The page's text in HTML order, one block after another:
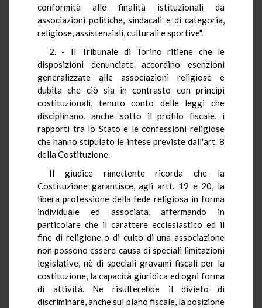
conformità alle finalità istituzionali da
associazioni politiche, sindacali e di categoria,
religiose, assistenziali, culturali e sportive".
2. - Il Tribunale di Torino ritiene che le
disposizioni denunciate accordino esenzioni
generalizzate alle associazioni religiose e
dubita che ciò sia in contrasto con principi
costituzionali, tenuto conto delle leggi che
disciplinano, anche sotto il profilo fiscale, i
rapporti tra lo Stato e le confessioni religiose
che hanno stipulato le intese previste dall'art. 8
della Costituzione.
Il giudice rimettente ricorda che la
Costituzione garantisce, agli artt. 19 e 20, la
libera professione della fede religiosa in forma
individuale ed associata, affermando in
particolare che il carattere ecclesiastico ed il
fine di religione o di culto di una associazione
non possono essere causa di speciali limitazioni
legislative, nè di speciali gravami fiscali per la
costituzione, la capacità giuridica ed ogni forma
di attività. Ne risulterebbe il divieto di
discriminare, anche sul piano fiscale, la posizione